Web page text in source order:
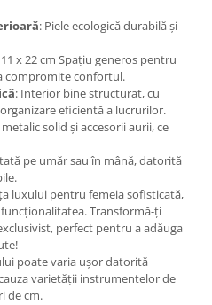
: Piele ecologică durabilă și
x 22 cm Spațiu generos pentru
compromite confortul.
: Interior bine structurat, cu
eficientă a lucrurilor.
solid și accesorii aurii, ce
pe umăr sau în mână, datorită
luxului pentru femeia sofisticată,
Transformă-ți
perfect pentru a adăuga
poate varia ușor datorită
varietății instrumentelor de
de cm.